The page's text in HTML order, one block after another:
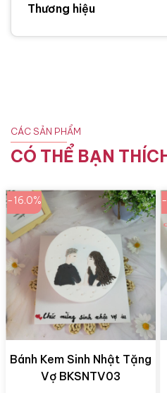
Thương hiệu
CÁC SẢN PHẨM
CÓ THỂ BẠN
-16.0%
Bánh Kem Sinh Nhật Tặng
Vợ BKSNTV03